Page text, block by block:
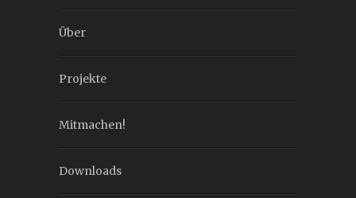
Über
Projekte
Mitmachen!
Downloads